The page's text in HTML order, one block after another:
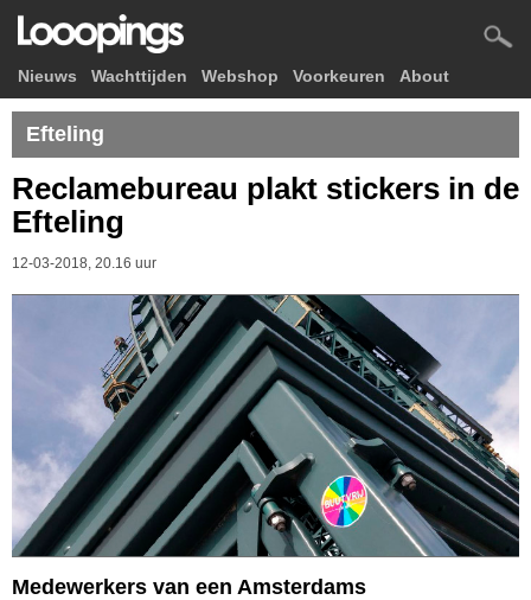
Nieuws Wachttijden Webshop Voorkeuren About
Efteling
Reclamebureau plakt stickers in de
Efteling
12-03-2018, 20.16 uur
Medewerkers van een Amsterdams